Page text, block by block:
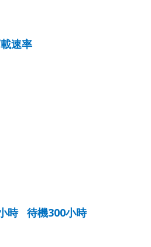
速率
時 待機300小時